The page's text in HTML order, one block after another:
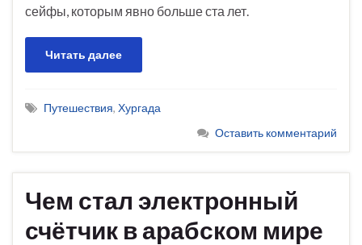
сейфы, которым явно больше ста лет.
Читать далее
Путешествия, Хургада
Оставить комментарий
Чем стал электронный
счётчик в арабском мире